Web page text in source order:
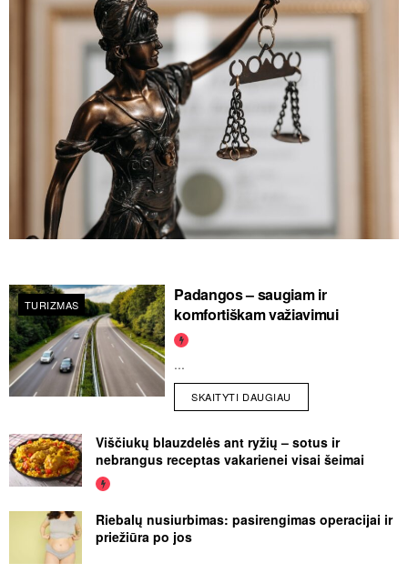
TURIZMAS
Padangos – saugiam ir
komfortiškam važiavimui
...
SKAITYTI DAUGIAU
Viščiukų blauzdelės ant ryžių – sotus ir
nebrangus receptas vakarienei visai šeimai
Riebalų nusiurbimas: pasirengimas operacijai ir
priežiūra po jos